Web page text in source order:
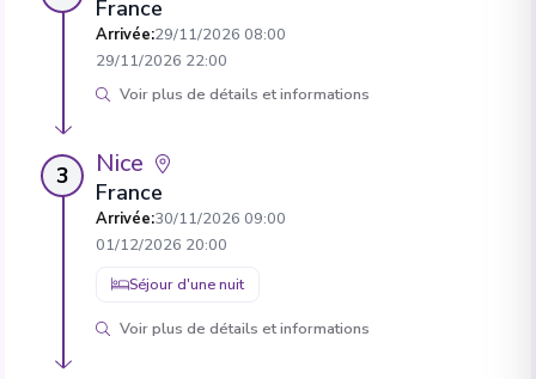
France
Arrivée:29/11/2026 08:00
29/11/2026 22:00
Voir plus de détails et informations
3 Nice
France
Arrivée:30/11/2026 09:00
01/12/2026 20:00
Séjour d'une nuit
Voir plus de détails et informations